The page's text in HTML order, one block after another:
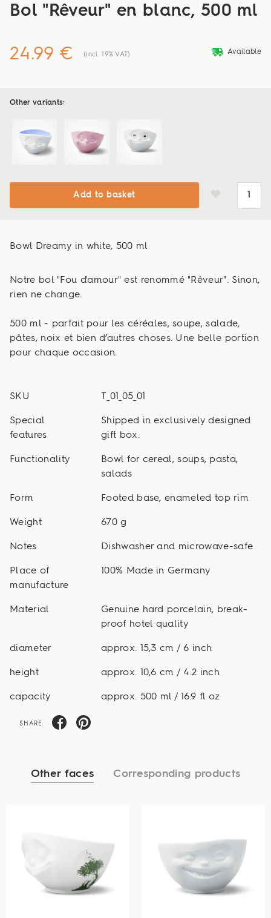
Bol "Rêveur" en blanc, 500 ml
24.99 € (incl. 19% VAT) deliveryvan Available
Other variants:
Add to basket
Bowl Dreamy in white, 500 ml
Notre bol "Fou d'amour" est renommé "Rêveur". Sinon,
rien ne change.
500 ml - parfait pour les céréales, soupe, salade,
pâtes, noix et bien d’autres choses. Une belle portion
pour chaque occasion.
SKU T_01_05_01
Special
features
Shipped in exclusively designed
gift box.
Functionality
Bowl for cereal, soups, pasta,
salads
Form Footed base, enameled top rim
Weight 670 g
Notes Dishwasher and microwave-safe
Place of
manufacture
100% Made in Germany
Material
Genuine hard porcelain, break-
proof hotel quality
diameter approx. 15,3 cm / 6 inch
height approx. 10,6 cm / 4.2 inch
capacity approx. 500 ml / 16.9 fl oz
SHARE
Other faces Corresponding products